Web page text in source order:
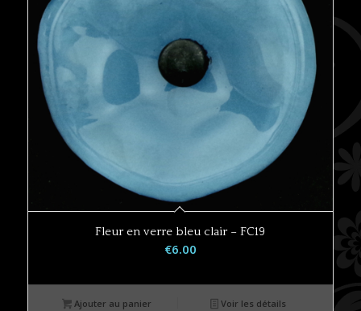
Fleur en verre bleu clair – FC19
€6.00
Ajouter au panier Voir les détails